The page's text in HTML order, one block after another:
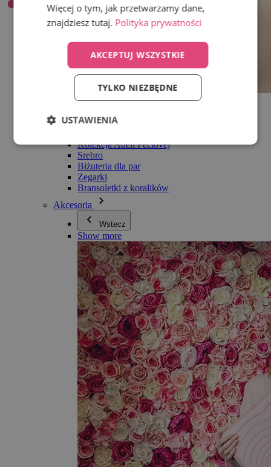
Wszystko w kategorii Biżuteria
Bransoletki
Kolekcja Adéli Pečlovej
Srebro
Biżuteria dla par
Zegarki
Bransoletki z koralików
Akcesoria
Wstecz
Show more
Więcej o tym, jak przetwarzamy dane,
znajdziesz tutaj. Polityka prywatności
AKCEPTUJ WSZYSTKIE
TYLKO NIEZBĘDNE
USTAWIENIA